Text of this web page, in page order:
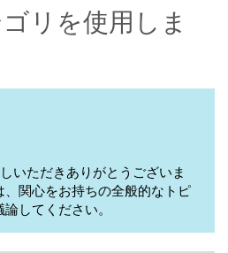
リを使用しま
いただきありがとうございま
関心をお持ちの全般的なトピ
してください。